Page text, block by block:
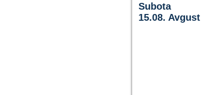
Subota
15.08. Avgust